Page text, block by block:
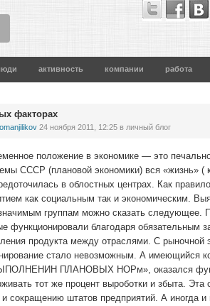
активность компании работа
факторах
24 ноября 2011, 12:25 в личный блог
положение в экономике — это
СССР (плановой экономики) вся «жизнь» (
в облостных центрах. Как
как социальным так и экономическим.
группам можно сказать
функционировали благодаря обязательным
продукта между отраслями. С рыночной
стало невозможным. А имеющийся
ПЛАНОВЫХ НОРм», оказался
тот же процент выроботки и збыта.
и сокращению штатов предприятий. А иногда и